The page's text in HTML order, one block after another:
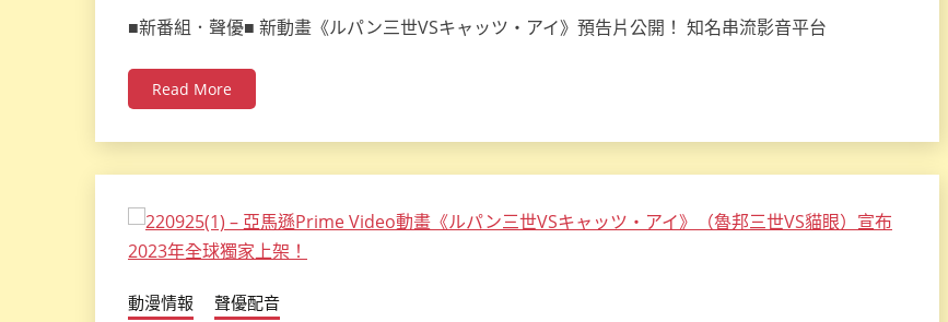
■新番組．聲優■ 新動畫《ルパン三世VSキャッツ・アイ》預告片公開！ 知名串流影音平台
Read More
動漫情報 聲優配音